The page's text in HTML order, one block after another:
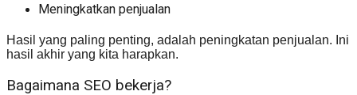
Meningkatkan penjualan
Hasil yang paling penting, adalah peningkatan penjualan. Ini
hasil akhir yang kita harapkan.
Bagaimana SEO bekerja?